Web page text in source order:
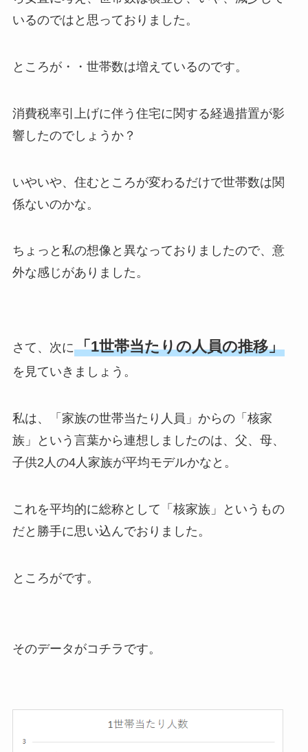
いるのではと思っておりました。
ところが・・世帯数は増えているのです。
消費税率引上げに伴う住宅に関する経過措置が影
響したのでしょうか？
いやいや、住むところが変わるだけで世帯数は関
係ないのかな。
ちょっと私の想像と異なっておりましたので、意
外な感じがありました。
さて、次に「1世帯当たりの人員の推移」
を見ていきましょう。
私は、「家族の世帯当たり人員」からの「核家
族」という言葉から連想しましたのは、父、母、
子供2人の4人家族が平均モデルかなと。
これを平均的に総称として「核家族」というもの
だと勝手に思い込んでおりました。
ところがです。
そのデータがコチラです。